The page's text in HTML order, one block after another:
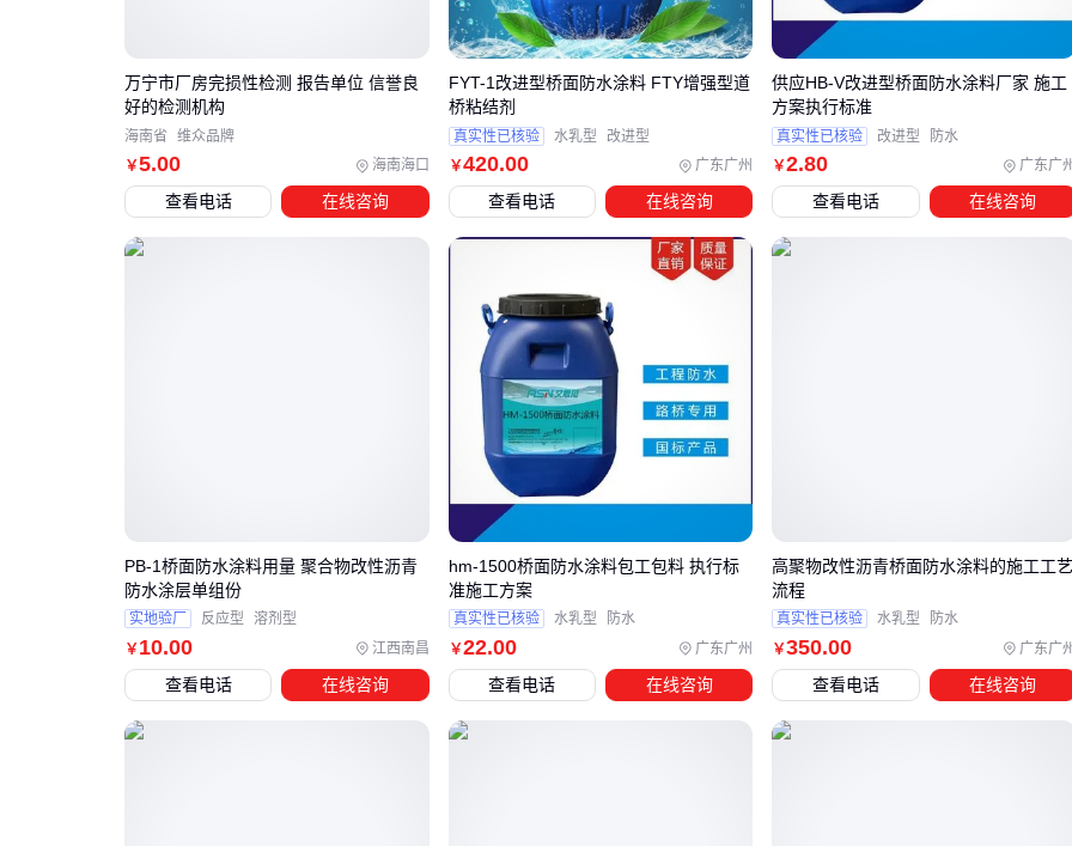
拉伸强度和断裂伸长率
：决定涂料能否承受结构变形而不开
裂，地下室等易沉降部位要求更高
不透水性 ：直接反映抗渗能力，需结合水压测试数据判断
粘结强度：影响涂层与基面的结合牢固度，瓷砖铺贴前尤其
耐候性
：户外工程要关注紫外线抵抗力和温度适应范围
聚合物防水涂料
且易施工，但后者在极端环境下耐久性更优。工业厂房等腐蚀
环境可能需要特种涂料。
三、根据工程场景选择最适合的防水涂料
地下工程防水方案
优先选
搭配柔性涂料使用：阴阳角等应力集中处用JS聚合物涂料加
强
平屋顶用 丙烯酸防水涂料
：耐紫外线且可反射热量，白色
￥5.00 海南海口
万宁市厂房完损性检测 报告单位 信誉良
好的检测机构
海南省 维众品牌
查看电话 在线咨询
￥420.00 广东广州
FYT-1改进型桥面防水涂料 FTY增强型道
桥粘结剂
真实性已核验 水乳型 改进型
查看电话 在线咨询
￥2.80 广东广
供应HB-V改进型桥面防水涂料厂家 施工
方案执行标准
真实性已核验 改进型 防水
查看电话 在线咨询
￥ 10.00 江西南昌
PB-1桥面防水涂料用量 聚合物改性沥青
防水涂层单组份
实地验厂 反应型 溶剂型
查看电话 在线咨询
￥22.00 广东广州
hm-1500桥面防水涂料包工包料 执行标
准施工方案
真实性已核验 水乳型 防水
查看电话 在线咨询
￥350.00 广东广
高聚物改性沥青桥面防水涂料的施工工
流程
真实性已核验 水乳型 防水
查看电话 在线咨询